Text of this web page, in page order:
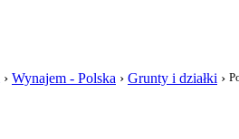
› Wynajem - Polska › Grunty i działki ›